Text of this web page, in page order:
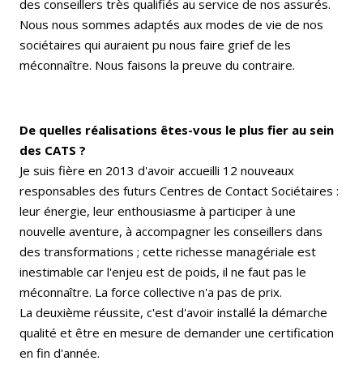
des conseillers très qualifiés au service de nos assurés.
Nous nous sommes adaptés aux modes de vie de nos
sociétaires qui auraient pu nous faire grief de les
méconnaître. Nous faisons la preuve du contraire.
De quelles réalisations êtes-vous le plus fier au sein
des CATS ?
Je suis fière en 2013 d'avoir accueilli 12 nouveaux
responsables des futurs Centres de Contact Sociétaires :
leur énergie, leur en­thousiasme à participer à une
nouvelle aven­ture, à accompagner les conseillers dans
des transformations ; cette richesse managériale est
inestimable car l'enjeu est de poids, il ne faut pas le
méconnaître. La force collective n'a pas de prix.
La deuxième réussite, c'est d'avoir installé la démarche
qualité et être en mesure de demander une certification
en fin d'année.